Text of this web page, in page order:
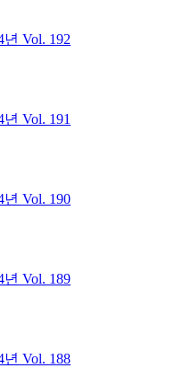
Vol. 192
Vol. 191
Vol. 190
Vol. 189
Vol. 188